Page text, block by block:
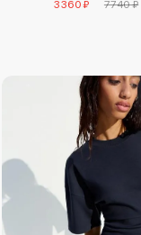
3360 ₽
7740 ₽